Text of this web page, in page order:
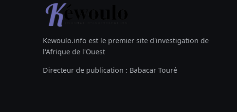
Kewoulo.info est le premier site d'investigation de
l'Afrique de l'Ouest
Directeur de publication : Babacar Touré